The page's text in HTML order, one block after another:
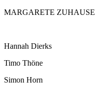
MARGARETE ZUHAUSE
Hannah Dierks
Timo Thöne
Simon Horn